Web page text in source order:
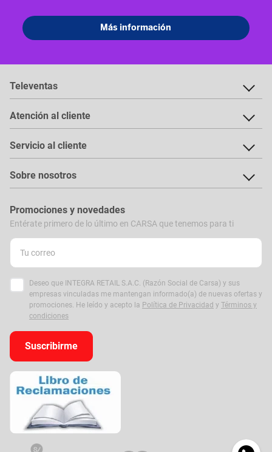
Televentas
Atención al cliente
Servicio al cliente
Sobre nosotros
Promociones y novedades
Entérate primero de lo último en CARSA que tenemos para ti
Deseo que INTEGRA RETAIL S.A.C. (Razón Social de Carsa) y sus
empresas vinculadas me mantengan informado(a) de nuevas ofertas y
promociones. He leído y acepto la Política de Privacidad y Términos y
condiciones
Suscribirme